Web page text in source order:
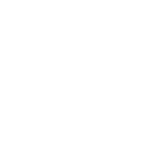
elektryczne nie stwarzały